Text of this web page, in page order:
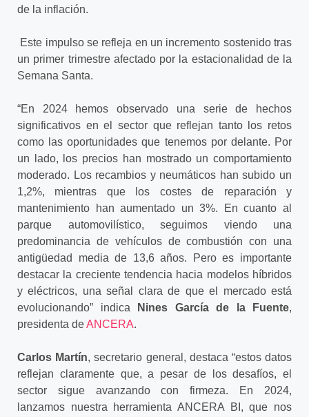
de la inflación.
Este impulso se refleja en un incremento sostenido tras
un primer trimestre afectado por la estacionalidad de la
Semana Santa.
“En 2024 hemos observado una serie de hechos
significativos en el sector que reflejan tanto los retos
como las oportunidades que tenemos por delante. Por
un lado, los precios han mostrado un comportamiento
moderado. Los recambios y neumáticos han subido un
1,2%, mientras que los costes de reparación y
mantenimiento han aumentado un 3%. En cuanto al
parque automovilístico, seguimos viendo una
predominancia de vehículos de combustión con una
antigüedad media de 13,6 años. Pero es importante
destacar la creciente tendencia hacia modelos híbridos
y eléctricos, una señal clara de que el mercado está
evolucionando” indica
Nines García de la Fuente,
presidenta deANCERA.
Carlos Martín, secretario general, destaca “estos datos
reflejan claramente que, a pesar de los desafíos, el
sector sigue avanzando con firmeza. En 2024,
lanzamos nuestra herramienta ANCERA BI, que nos